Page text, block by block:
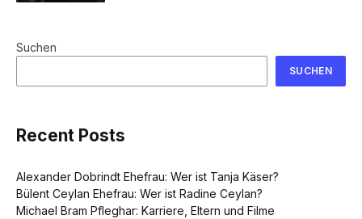
Suchen
SUCHEN
Recent Posts
Alexander Dobrindt Ehefrau: Wer ist Tanja Käser?
Bülent Ceylan Ehefrau: Wer ist Radine Ceylan?
Michael Bram Pfleghar: Karriere, Eltern und Filme